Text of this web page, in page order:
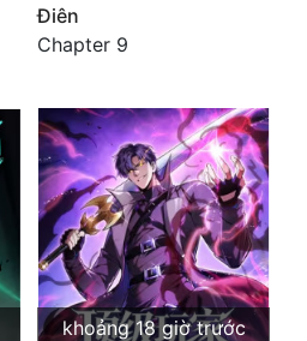
Điên
Chapter 9
khoảng 18 giờ trước